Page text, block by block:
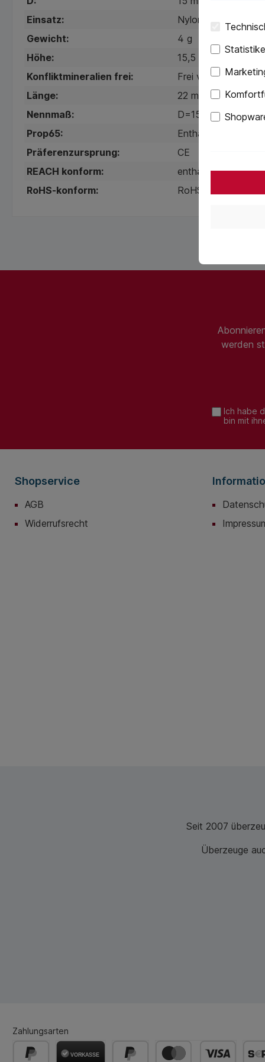
Einsatz:
Nylon, weiß
Gewicht:
4 g
Höhe:
15,5 mm
Konfliktmineralien frei:
Frei von
Länge:
22 mm
Nennmaß:
D=15 mm
Prop65:
Enthält keine
Präferenzursprung:
CE
REACH konform:
enthält keine
RoHS-konform:
RoHS-konform
werden
Ich habe
bin mit
Shopservice
AGB
Widerrufsrecht
Seit 2007
Überzeuge
Zahlungsarten